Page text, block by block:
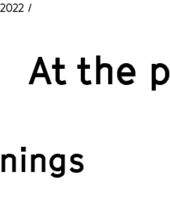
2022 /
At the